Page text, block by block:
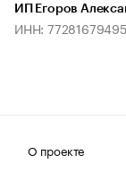
ИП Егоров
ИНН:
О проекте